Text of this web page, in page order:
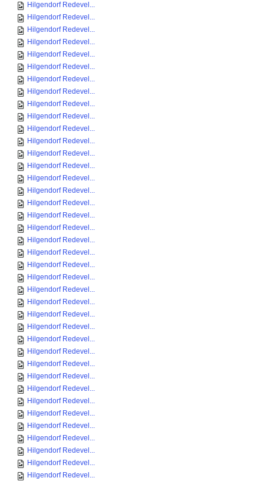
Hilgendorf Redevel...
Hilgendorf Redevel...
Hilgendorf Redevel...
Hilgendorf Redevel...
Hilgendorf Redevel...
Hilgendorf Redevel...
Hilgendorf Redevel...
Hilgendorf Redevel...
Hilgendorf Redevel...
Hilgendorf Redevel...
Hilgendorf Redevel...
Hilgendorf Redevel...
Hilgendorf Redevel...
Hilgendorf Redevel...
Hilgendorf Redevel...
Hilgendorf Redevel...
Hilgendorf Redevel...
Hilgendorf Redevel...
Hilgendorf Redevel...
Hilgendorf Redevel...
Hilgendorf Redevel...
Hilgendorf Redevel...
Hilgendorf Redevel...
Hilgendorf Redevel...
Hilgendorf Redevel...
Hilgendorf Redevel...
Hilgendorf Redevel...
Hilgendorf Redevel...
Hilgendorf Redevel...
Hilgendorf Redevel...
Hilgendorf Redevel...
Hilgendorf Redevel...
Hilgendorf Redevel...
Hilgendorf Redevel...
Hilgendorf Redevel...
Hilgendorf Redevel...
Hilgendorf Redevel...
Hilgendorf Redevel...
Hilgendorf Redevel...